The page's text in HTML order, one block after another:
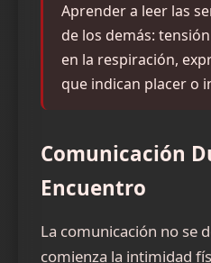
Aprender a leer las
de los demás:
en la respiración,
que indican placer o
Comunicación
Encuentro
La comunicación no se
comienza la intimidad